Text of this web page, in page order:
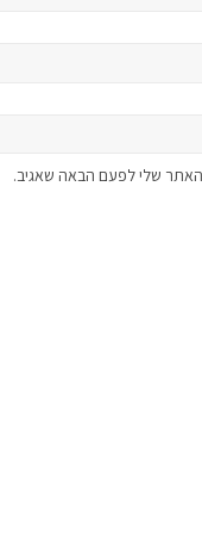
שלי לפעם הבאה שאגיב.